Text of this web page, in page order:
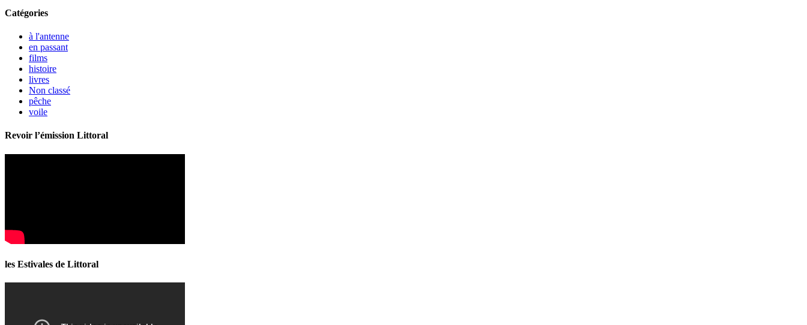
Catégories
à l'antenne
en passant
films
histoire
livres
Non classé
pêche
voile
Revoir l’émission Littoral
les Estivales de Littoral